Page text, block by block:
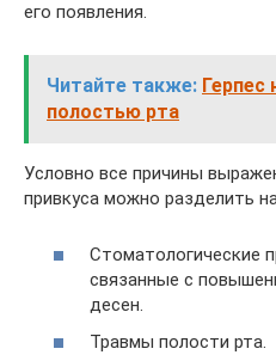
его появления.
Читайте также: Герпес
полостью рта
Условно все причины
привкуса можно разделить
Стоматологические
связанные с
десен.
Травмы полости рта.